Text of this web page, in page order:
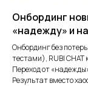
Онбординг
«надежду» и
Онбординг без
тестами), RUBI
Переход от
Результат вместо